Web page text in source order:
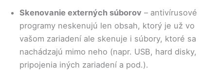
Skenovanie externých súborov – antivírusové
programy neskenujú len obsah, ktorý je už vo
vašom zariadení ale skenuje i súbory, ktoré sa
nachádzajú mimo neho (napr. USB, hard disky,
pripojenia iných zariadení a pod.).